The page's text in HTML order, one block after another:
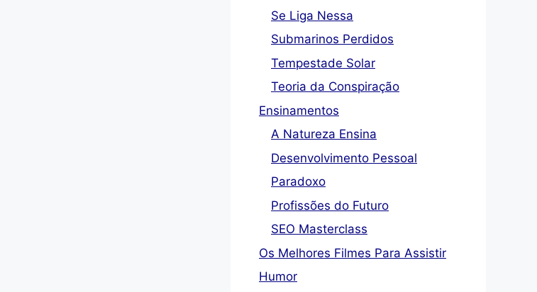
Se Liga Nessa
Submarinos Perdidos
Tempestade Solar
Teoria da Conspiração
Ensinamentos
A Natureza Ensina
Desenvolvimento Pessoal
Paradoxo
Profissões do Futuro
SEO Masterclass
Os Melhores Filmes Para Assistir
Humor